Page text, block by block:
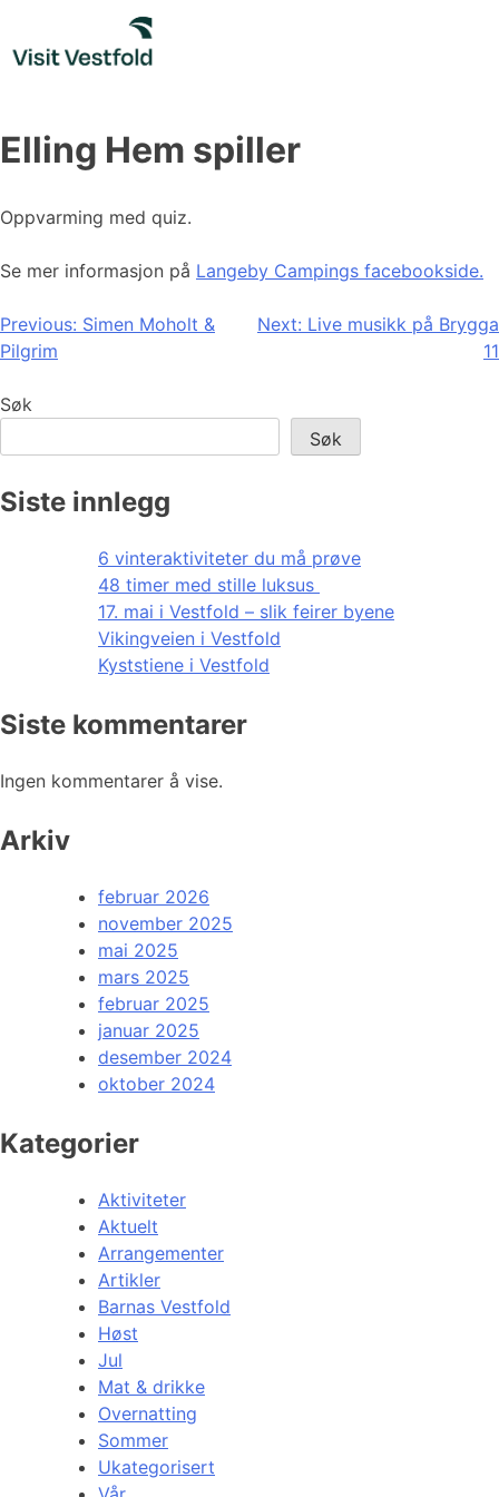
content
Elling Hem spiller
Oppvarming med quiz.
Se mer informasjon på Langeby Campings facebookside.
Innleggsnavigasjon
Previous: Simen Moholt &
Pilgrim
Next: Live musikk på Brygga
11
Søk
Søk
Siste innlegg
6 vinteraktiviteter du må prøve
48 timer med stille luksus
17. mai i Vestfold – slik feirer byene
Vikingveien i Vestfold
Kyststiene i Vestfold
Siste kommentarer
Ingen kommentarer å vise.
Arkiv
februar 2026
november 2025
mai 2025
mars 2025
februar 2025
januar 2025
desember 2024
oktober 2024
Kategorier
Aktiviteter
Aktuelt
Arrangementer
Artikler
Barnas Vestfold
Høst
Jul
Mat & drikke
Overnatting
Sommer
Ukategorisert